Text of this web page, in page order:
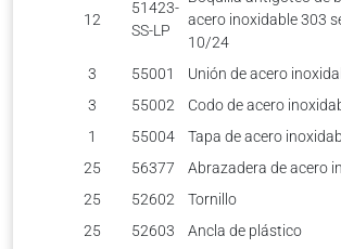
12
51423-
SS-LP
acero inoxidable 303
10/24
3
55001
Unión de acero
3
55002
Codo de acero
1
55004
Tapa de acero
25
56377
Abrazadera de acero
25
52602
Tornillo
25
52603 Ancla de plástico